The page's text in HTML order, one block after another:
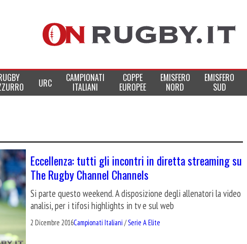
URC CAMPIONATI
ITALIANI
COPPE
EUROPEE
EMISFERO
NORD
EMISFERO
SUD
Eccellenza: tutti gli incontri in diretta streaming su
The Rugby Channel Channels
Si parte questo weekend. A disposizione degli allenatori la video
analisi, per i tifosi highlights in tv e sul web
2 Dicembre 2016Campionati Italiani /Serie A Elite